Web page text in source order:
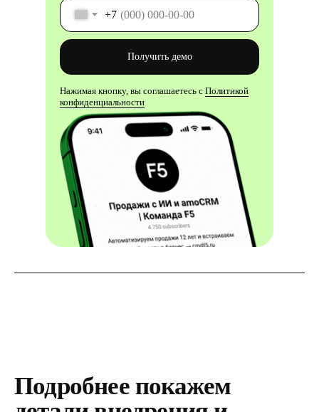
+7
Получить демо
Нажимая кнопку, вы соглашаетесь с Политикой
конфиденциальности
Подробнее покажем